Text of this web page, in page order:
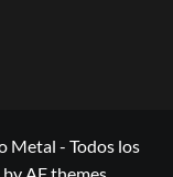
Metal - Todos los